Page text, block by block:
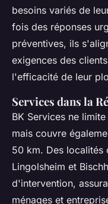
besoins variés de
fois des réponses
préventives, ils
exigences des
l'efficacité de leur
Services dans la
BK Services ne
mais couvre
50 km. Des localités
Lingolsheim et
d'intervention,
ménages et